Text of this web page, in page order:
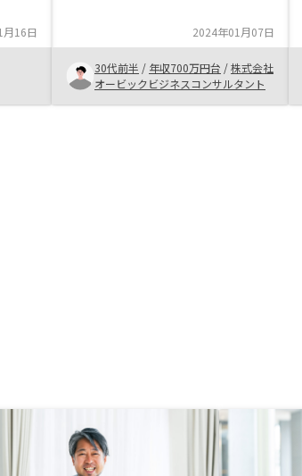
たい
16日
当の方に伝えたところ借入できる銀
行があったとのことで購入を検討し
ました。 担当の方には、こちらの
意見を元に物件を選定してもらい、
市場の動向やこちらが欲しい情報も
2024年01月07日
30代前半 / 年収700万円台 /株式会社
オービックビジネスコンサルタント